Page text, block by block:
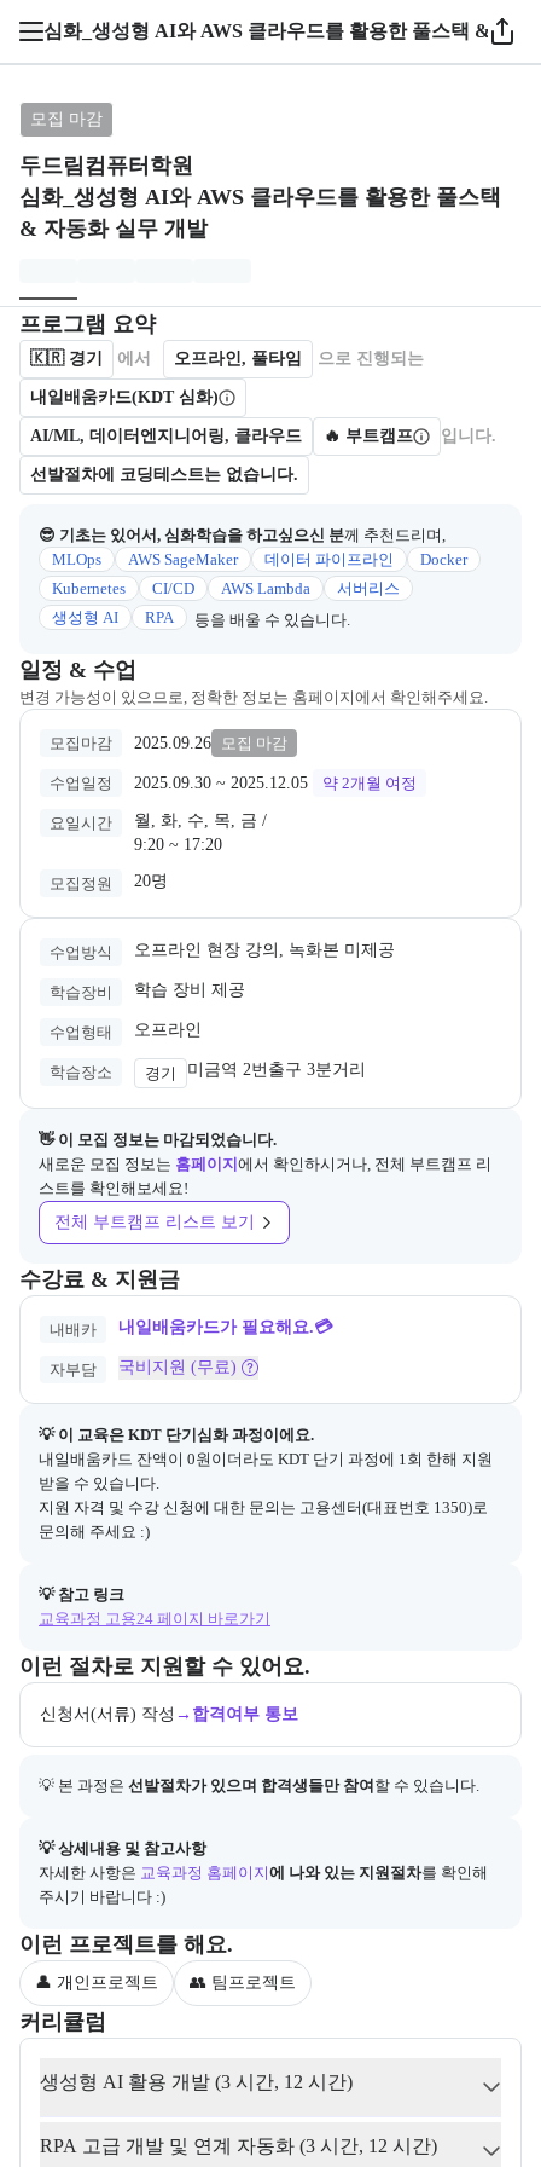
심화_생성형 AI와 AWS 클라우드를 활용한 풀스택 & 자동
모집 마감
두드림컴퓨터학원
심화_생성형 AI와 AWS 클라우드를 활용한 풀스택
& 자동화 실무 개발
브랜드: 두드림컴퓨터학원, 과정명: 심화_생성형 AI
모집개요
프로그램 요약
캠프를 운영하거나 참여하는 회사 정보를 카드 형태로 제공한다.
🇰🇷 경기 에서 오프라인, 풀타임 으로 진행되는
내일배움카드(KDT 심화)
AI/ML, 데이터엔지니어링, 클라우드 🔥 부트캠프 입니다.
선발절차에 코딩테스트는 없습니다.
😎 기초는 있어서, 심화학습을 하고싶으신 분께 추천드리며,
MLOps
AWS SageMaker 데이터 파이프라인
Docker
Kubernetes
CI/CD AWS Lambda
서버리스
생성형 AI
RPA 등을 배울 수 있습니다.
일정 & 수업
변경 가능성이 있으므로, 정확한 정보는 홈페이지에서 확인해주세요.
교육과정 일정과 모집 상태에 따른 안내를 제공한다.
모집마감 2025.09.26 모집 마감
수업일정 2025.09.30 ~ 2025.12.05 약 2개월 여정
요일시간
월, 화, 수, 목, 금 /
9:20 ~ 17:20
모집정원 20명
수업방식 오프라인 현장 강의, 녹화본 미제공
학습장비 학습 장비 제공
수업형태 오프라인
학습장소 경기 미금역 2번출구 3분거리
👋 이 모집 정보는 마감되었습니다.
새로운 모집 정보는 홈페이지 에서 확인하시거나, 전체 부트캠프 리
스트를 확인해보세요!
전체 부트캠프 리스트 보기
수강료 & 지원금
교육과정의 비용 및 결제 관련 정보를 안내한다. 필요 시 정부지원 과
내배카 내일배움카드가 필요해요.💳
자부담 국비지원 (무료)
💡 이 교육은 KDT 단기심화 과정이에요.
내일배움카드 잔액이 0원이더라도 KDT 단기 과정에 1회 한해 지원
받을 수 있습니다.
지원 자격 및 수강 신청에 대한 문의는 고용센터(대표번호 1350)로
문의해 주세요 :)
💡 참고 링크
교육과정 고용24 페이지 바로가기
이런 절차로 지원할 수 있어요.
교육과정 지원 절차와 참여 조건, 상세 참고사항을 안내한다.
신청서(서류) 작성 → 합격여부 통보
💡 본 과정은 선발절차가 있으며 합격생들만 참여 할 수 있습니다.
💡 상세내용 및 참고사항
아래에는 지원 절차의 상세 설명 및 참고 링크가 포함된다.
자세한 사항은 교육과정 홈페이지에 나와 있는 지원절차를 확인해
주시기 바랍니다 :)
이런 프로젝트를 해요.
부트캠프 과정에서 진행하는 프로젝트 유형을 안내한다.
👤 개인프로젝트
👥 팀프로젝트
커리큘럼
교육과정의 커리큘럼 정보를 안내한다.
커리큘럼
생성형 AI 활용 개발 (3 시간, 12 시간)
RPA 고급 개발 및 연계 자동화 (3 시간, 12 시간)